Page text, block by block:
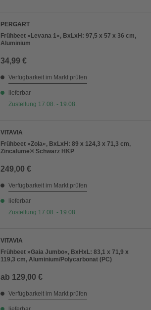
PERGART
Frühbeet »Levana 1«, BxLxH: 97,5 x 57 x 36 cm,
Aluminium
34,99 €
Verfügbarkeit im Markt prüfen
lieferbar
Zustellung 17.08. - 19.08.
VITAVIA
Frühbeet »Zola«, BxLxH: 89 x 124,3 x 71,3 cm,
Zincalume® Schwarz HKP
249,00 €
Verfügbarkeit im Markt prüfen
lieferbar
Zustellung 17.08. - 19.08.
VITAVIA
Frühbeet »Gaia Jumbo«, BxHxL: 83,1 x 71,9 x
119,3 cm, Aluminium/Polycarbonat (PC)
ab 129,00 €
Verfügbarkeit im Markt prüfen